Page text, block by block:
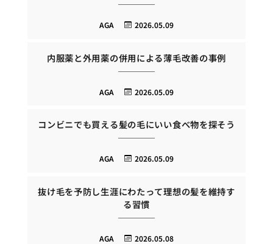
2026.05.09
AGA
内服薬と外用薬の併用による薄毛改善の事例
2026.05.09
AGA
コンビニでも買える髪の毛にいい食べ物を探そう
2026.05.09
AGA
抜け毛を予防し生涯にわたって理想の髪を維持す
る習慣
2026.05.08
AGA